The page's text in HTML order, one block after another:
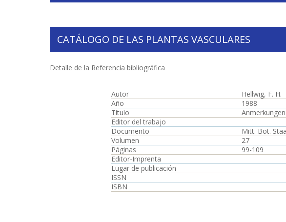
CATÁLOGO DE LAS PLANTAS VASCULARES
Detalle de la Referencia bibliográfica
Autor
Hellwig, F. H.
Año
1988
Título
Editor del trabajo
Documento
Mitt. Bot.
Volumen
27
Páginas
99-109
Editor-Imprenta
Lugar de publicación
ISSN
ISBN